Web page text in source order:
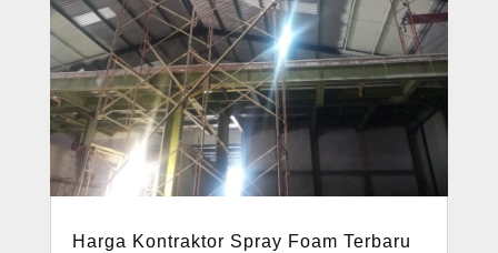
Harga Kontraktor Spray Foam Terbaru